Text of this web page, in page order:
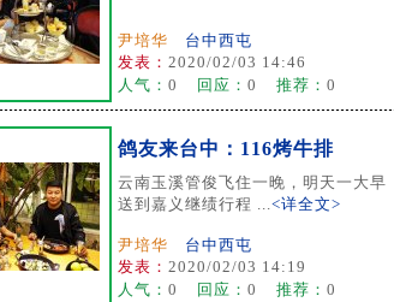
尹培华
台中西屯
发表： 2020/02/03 14:46
人气： 0 回应： 0 推荐： 0
鸽友来台中：116烤牛排
云南玉溪管俊飞住一晚，明天一大早
送到嘉义继绩行程 ...<详全文>
尹培华
台中西屯
发表： 2020/02/03 14:19
人气： 0 回应： 0 推荐： 0